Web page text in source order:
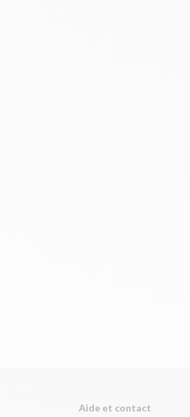
Aide et contact